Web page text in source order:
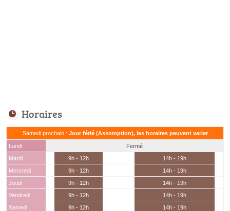
Horaires
Samedi prochain : Jour férié (Assomption), les horaires peuvent varier
Lundi
Fermé
Mardi
9h - 12h
14h - 19h
Mercredi
9h - 12h
14h - 19h
Jeudi
9h - 12h
14h - 19h
Vendredi
9h - 12h
14h - 19h
Samedi
9h - 12h
14h - 19h